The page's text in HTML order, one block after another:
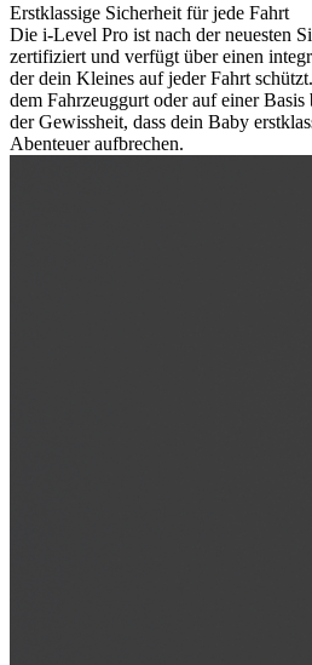
Erstklassige Sicherheit für jede Fahrt
Die i-Level Pro ist nach der neuesten
zertifiziert und verfügt über einen
der dein Kleines auf jeder Fahrt
dem Fahrzeuggurt oder auf einer
der Gewissheit, dass dein Baby
Abenteuer aufbrechen.